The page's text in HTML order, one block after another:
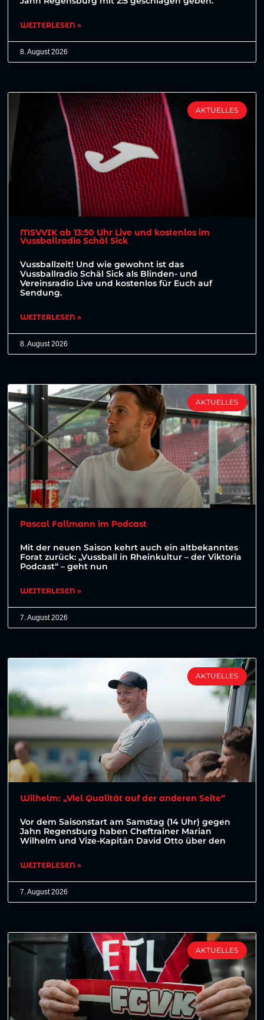
WEITERLESEN »
8. August 2026
AKTUELLES
MSVVIK ab 13:50 Uhr Live und kostenlos im
Vussballradio Schäl Sick
Vussballzeit! Und wie gewohnt ist das
Vussballradio Schäl Sick als Blinden- und
Vereinsradio Live und kostenlos für Euch auf
Sendung.
WEITERLESEN »
8. August 2026
AKTUELLES
Pascal Fallmann im Podcast
Mit der neuen Saison kehrt auch ein altbekanntes
Forat zurück: „Vussball in Rheinkultur – der Viktoria
Podcast“ – geht nun
WEITERLESEN »
7. August 2026
AKTUELLES
Wilhelm: „Viel Qualität auf der anderen Seite“
Vor dem Saisonstart am Samstag (14 Uhr) gegen
Jahn Regensburg haben Cheftrainer Marian
Wilhelm und Vize-Kapitän David Otto über den
WEITERLESEN »
7. August 2026
AKTUELLES